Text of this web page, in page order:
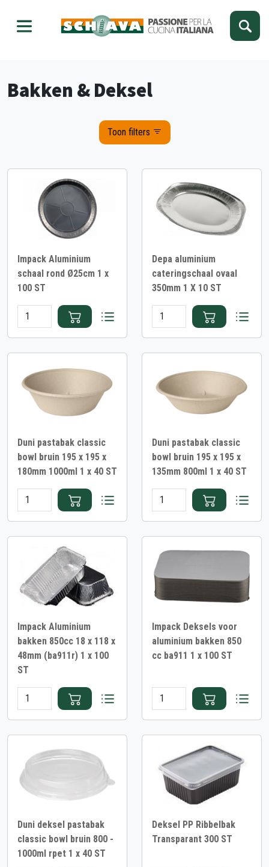
Bakken & Deksel
Toon filters
Impack Aluminium
schaal rond Ø25cm 1 x
100 ST
Depa aluminium
cateringschaal ovaal
350mm 1 X 10 ST
Duni pastabak classic
bowl bruin 195 x 195 x
180mm 1000ml 1 x 40 ST
Duni pastabak classic
bowl bruin 195 x 195 x
135mm 800ml 1 x 40 ST
Impack Aluminium
bakken 850cc 18 x 118 x
48mm (ba911r) 1 x 100
ST
Impack Deksels voor
aluminium bakken 850
cc ba911 1 x 100 ST
Duni deksel pastabak
classic bowl bruin 800 -
1000ml rpet 1 x 40 ST
Deksel PP Ribbelbak
Transparant 300 ST